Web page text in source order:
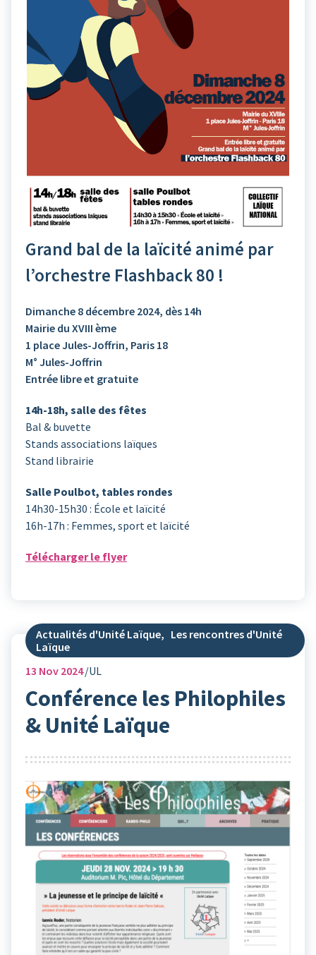
Grand bal de la laïcité animé par
l’orchestre Flashback 80 !
Dimanche 8 décembre 2024, dès 14h
Mairie du XVIII ème
1 place Jules-Joffrin, Paris 18
M° Jules-Joffrin
Entrée libre et gratuite
14h-18h, salle des fêtes
Bal & buvette
Stands associations laïques
Stand librairie
Salle Poulbot, tables rondes
14h30-15h30 : École et laïcité
16h-17h : Femmes, sport et laïcité
Télécharger le flyer
Actualités d'Unité Laïque, Les rencontres d'Unité
Laïque
13 Nov 2024 UL
Conférence les Philophiles
& Unité Laïque